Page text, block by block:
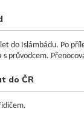
do Islámbádu. Po
průvodcem.
do ČR